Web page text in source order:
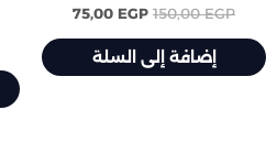
150,00EGP
75,00 EGP
إضافة إلى السلة